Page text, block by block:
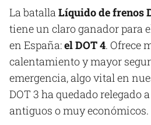
La batalla Líquido de frenos
tiene un claro ganador para
en España:el DOT 4. Ofrece
calentamiento y mayor
emergencia, algo vital en
DOT 3 ha quedado relegado
antiguos o muy económicos.